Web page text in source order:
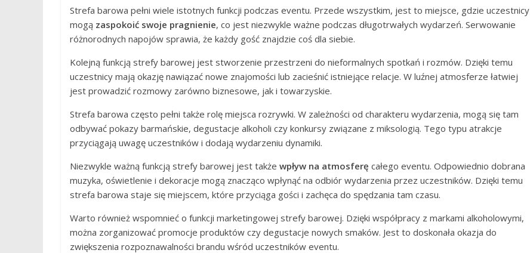
Strefa barowa pełni wiele istotnych funkcji podczas eventu. Przede wszystkim, jest to miejsce, gdzie uczestnicy
mogą zaspokoić swoje pragnienie, co jest niezwykle ważne podczas długotrwałych wydarzeń. Serwowanie
różnorodnych napojów sprawia, że każdy gość znajdzie coś dla siebie.
Kolejną funkcją strefy barowej jest stworzenie przestrzeni do nieformalnych spotkań i rozmów. Dzięki temu
uczestnicy mają okazję nawiązać nowe znajomości lub zacieśnić istniejące relacje. W luźnej atmosferze łatwiej
jest prowadzić rozmowy zarówno biznesowe, jak i towarzyskie.
Strefa barowa często pełni także rolę miejsca rozrywki. W zależności od charakteru wydarzenia, mogą się tam
odbywać pokazy barmańskie, degustacje alkoholi czy konkursy związane z miksologią. Tego typu atrakcje
przyciągają uwagę uczestników i dodają wydarzeniu dynamiki.
Niezwykle ważną funkcją strefy barowej jest także wpływ na atmosferę całego eventu. Odpowiednio dobrana
muzyka, oświetlenie i dekoracje mogą znacząco wpłynąć na odbiór wydarzenia przez uczestników. Dzięki temu
strefa barowa staje się miejscem, które przyciąga gości i zachęca do spędzania tam czasu.
Warto również wspomnieć o funkcji marketingowej strefy barowej. Dzięki współpracy z markami alkoholowymi,
można zorganizować promocje produktów czy degustacje nowych smaków. Jest to doskonała okazja do
zwiększenia rozpoznawalności brandu wśród uczestników eventu.